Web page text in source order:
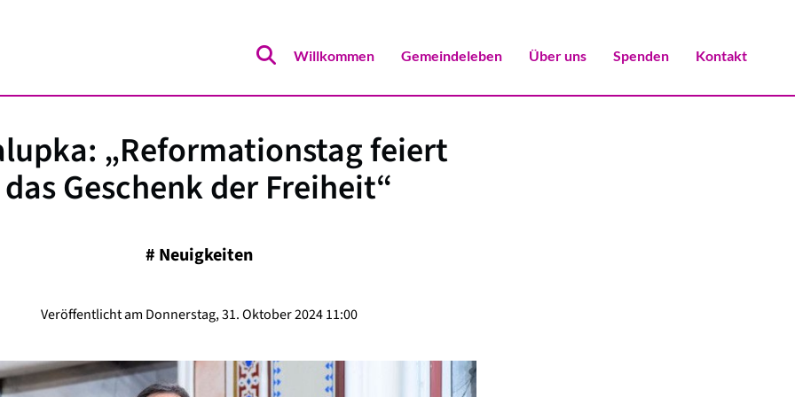
Willkommen Gemeindeleben Über uns Spenden Kontakt
„Reformationstag feiert
das Geschenk der Freiheit“
# Neuigkeiten
Veröffentlicht am Donnerstag, 31. Oktober 2024 11:00